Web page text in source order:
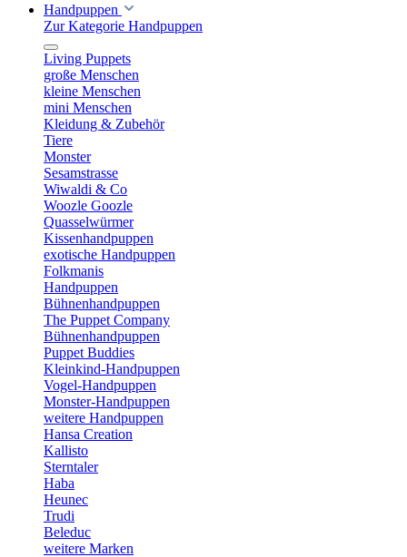
Handpuppen
Zur Kategorie Handpuppen
Living Puppets
große Menschen
kleine Menschen
mini Menschen
Kleidung & Zubehör
Tiere
Monster
Sesamstrasse
Wiwaldi & Co
Woozle Goozle
Quasselwürmer
Kissenhandpuppen
exotische Handpuppen
Folkmanis
Handpuppen
Bühnenhandpuppen
The Puppet Company
Bühnenhandpuppen
Puppet Buddies
Kleinkind-Handpuppen
Vogel-Handpuppen
Monster-Handpuppen
weitere Handpuppen
Hansa Creation
Kallisto
Sterntaler
Haba
Heunec
Trudi
Beleduc
weitere Marken